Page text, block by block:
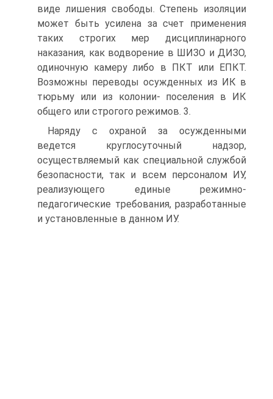
виде лишения свободы. Степень изоляции
может быть усилена за счет применения
таких строгих мер дисциплинарного
наказания, как водворение в ШИЗО и ДИЗО,
одиночную камеру либо в ПКТ или ЕПКТ.
Возможны переводы осужденных из ИК в
тюрьму или из колонии- поселения в ИК
общего или строгого режимов. 3.
Наряду с охраной за осужденными
ведется круглосуточный надзор,
осуществляемый как специальной службой
безопасности, так и всем персоналом ИУ,
реализующего единые режимно-
педагогические требования, разработанные
и установленные в данном ИУ.